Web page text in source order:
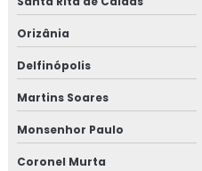
Orizânia
Delfinópolis
Martins Soares
Monsenhor Paulo
Coronel Murta